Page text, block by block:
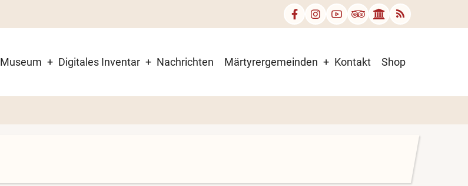
Museum Digitales Inventar Nachrichten Märtyrergemeinden Kontakt Shop